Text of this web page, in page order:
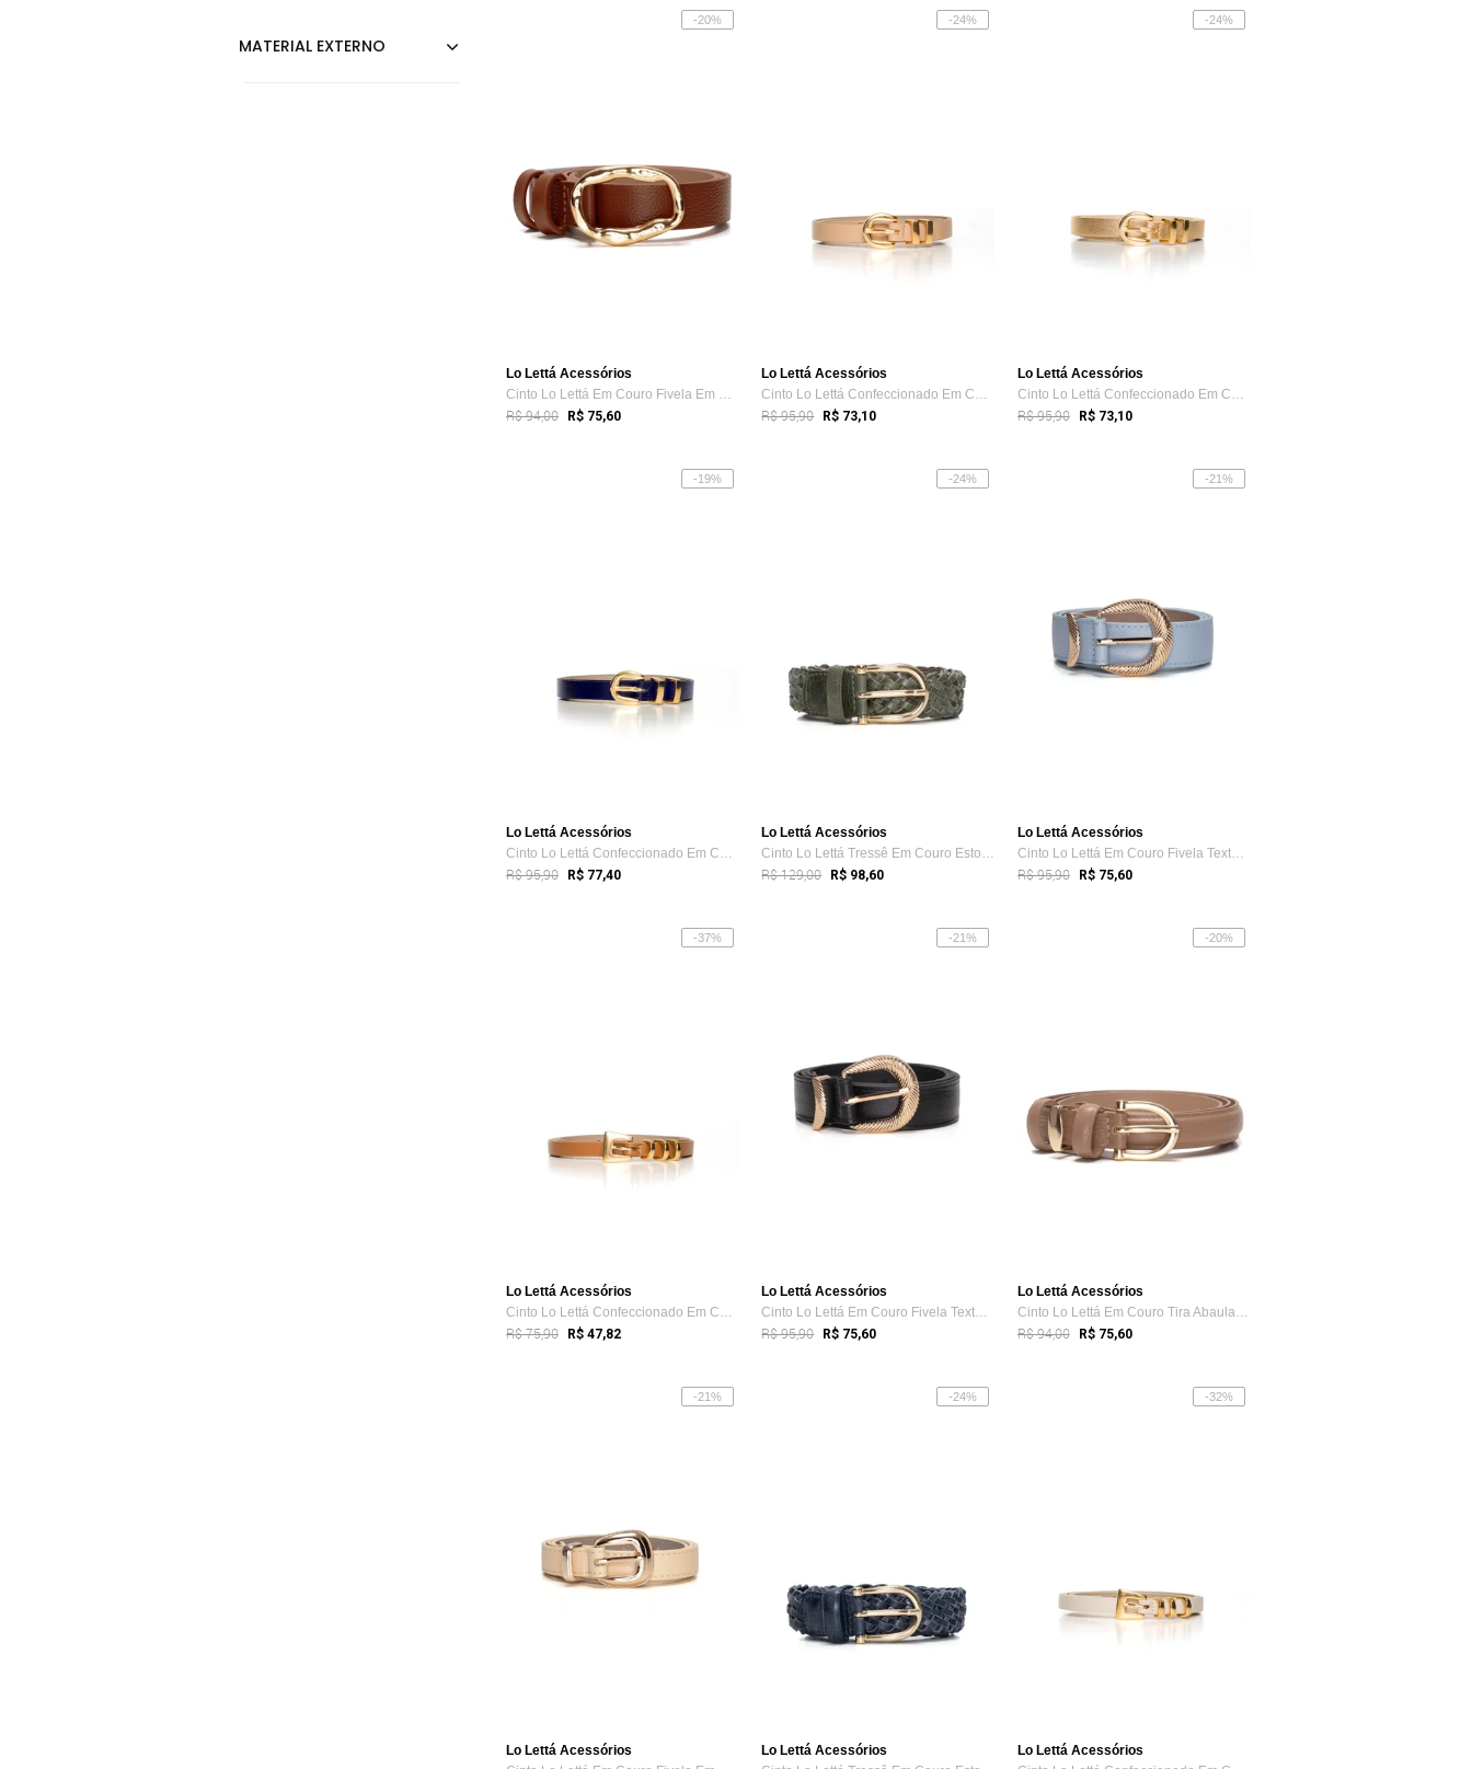
-20%
Lo Lettá Acessórios
Cinto Lo Lettá Em Couro Fivela Em Metal ...
R$ 94,00 R$ 75,60
-24%
Lo Lettá Acessórios
Cinto Lo Lettá Confeccionado Em Couro Ti...
R$ 95,90 R$ 73,10
-24%
Lo Lettá Acessórios
Cinto Lo Lettá Confeccionado Em Couro Ti...
R$ 95,90 R$ 73,10
-19%
Lo Lettá Acessórios
Cinto Lo Lettá Confeccionado Em Couro Ti...
R$ 95,90 R$ 77,40
-24%
Lo Lettá Acessórios
Cinto Lo Lettá Tressê Em Couro Estonado ...
R$ 129,00 R$ 98,60
-21%
Lo Lettá Acessórios
Cinto Lo Lettá Em Couro Fivela Texturiza...
R$ 95,90 R$ 75,60
-37%
Lo Lettá Acessórios
Cinto Lo Lettá Confeccionado Em Couro Ti...
R$ 75,90 R$ 47,82
-21%
Lo Lettá Acessórios
Cinto Lo Lettá Em Couro Fivela Texturiza...
R$ 95,90 R$ 75,60
-20%
Lo Lettá Acessórios
Cinto Lo Lettá Em Couro Tira Abaulada Fi...
R$ 94,00 R$ 75,60
-21%
Lo Lettá Acessórios
-24%
Lo Lettá Acessórios
-32%
Lo Lettá Acessórios